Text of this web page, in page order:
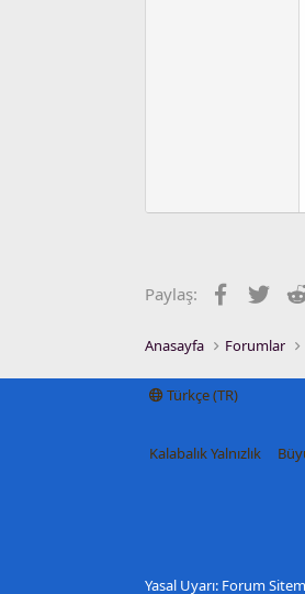
Paylaş: Facebook
Anasayfa Forumlar
Türkçe (TR)
Kalabalık Yalnızlık
Yasal Uyarı: Forum